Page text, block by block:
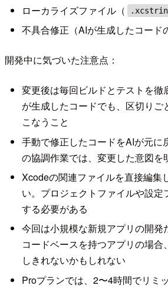
ローカライズファイル（
不具合修正（AIが生成したコード
開発中に気づいた注意点：
変更後は毎回ビルドとテストを徹
が生成したコードでも、区切りご
こなうこと
手動で修正したコードをAIが元に
の協調作業では、変更した意図を
Xcodeの関連ファイルを直接編集
い。プロジェクトファイルや設定
する必要がある
今回は小規模な新規アプリの開発
コードベースを持つアプリの場
しきれないかもしれない
Proプランでは、2〜4時間でリミ